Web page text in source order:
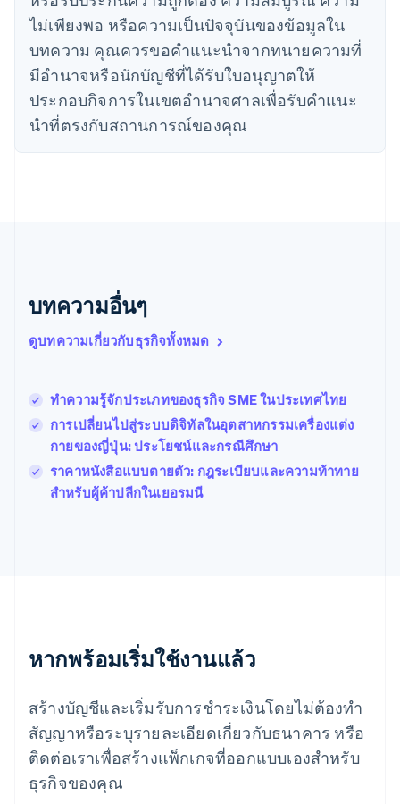
ไม่เพียงพอ หรือความเป็นปัจจุบันของข้อมูลใน
บทความ คุณควรขอคําแนะนําจากทนายความที่
มีอํานาจหรือนักบัญชีที่ได้รับใบอนุญาตให้
ประกอบกิจการในเขตอํานาจศาลเพื่อรับคําแนะ
นําที่ตรงกับสถานการณ์ของคุณ
บทความอื่นๆ
ดูบทความเกี่ยวกับธุรกิจทั้งหมด
ทำความรู้จักประเภทของธุรกิจ SME ในประเทศไทย
การเปลี่ยนไปสู่ระบบดิจิทัลในอุตสาหกรรมเครื่องแต่ง
กายของญี่ปุ่น: ประโยชน์และกรณีศึกษา
ราคาหนังสือแบบตายตัว: กฎระเบียบและความท้าทาย
สำหรับผู้ค้าปลีกในเยอรมนี
หากพร้อมเริ่มใช้งานแล้ว
สร้างบัญชีและเริ่มรับการชำระเงินโดยไม่ต้องทำ
สัญญาหรือระบุรายละเอียดเกี่ยวกับธนาคาร หรือ
ติดต่อเราเพื่อสร้างแพ็กเกจที่ออกแบบเองสำหรับ
ธุรกิจของคุณ
English
ไทย
ไทยEnglish
English
นิวซีแลนด์
English
เนเธอร์แลนด์
NederlandsEnglish
PortuguêsEnglish
English
ฟินแลนด์
Svenska
มอลตา
English
มาเลเซีย
简体中文
เม็กซิโก
ลักเซมเบิร์ก
Français Deutsch English
English
ลิกเตนสไตน์
DeutschEnglish
ลิทัวเนีย
English
สเปน